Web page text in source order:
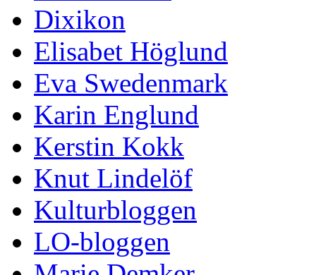
Dixikon
Elisabet Höglund
Eva Swedenmark
Karin Englund
Kerstin Kokk
Knut Lindelöf
Kulturbloggen
LO-bloggen